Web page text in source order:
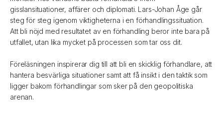
gisslansituationer, affärer och diplomati. Lars-Johan Åge går
steg för steg igenom viktigheterna i en förhandlingssituation.
Att bli nöjd med resultatet av en förhandling beror inte bara på
utfallet, utan lika mycket på processen som tar oss dit.
Föreläsningen inspirerar dig till att bli en skicklig förhandlare, att
hantera besvärliga situationer samt att få insikt i den taktik som
ligger bakom förhandlingar som sker på den geopolitiska
arenan.